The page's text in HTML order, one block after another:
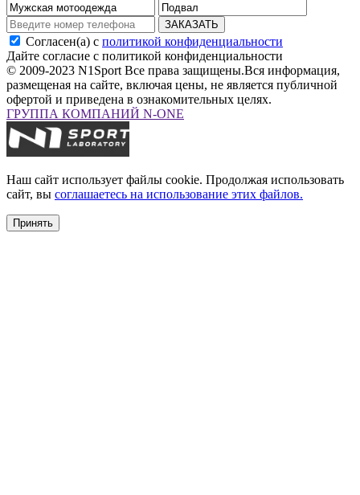
ЗАКАЗАТЬ
Согласен(а) с политикой конфиденциальности
Дайте согласие с политикой конфиденциальности
© 2009-2023 N1Sport Все права защищены.Вся информация,
размещеная на сайте, включая цены, не является публичной
офертой и приведена в ознакомительных целях.
ГРУППА КОМПАНИЙ N-ONE
Наш сайт использует файлы cookie. Продолжая использовать
сайт, вы соглашаетесь на использование этих файлов.
Принять